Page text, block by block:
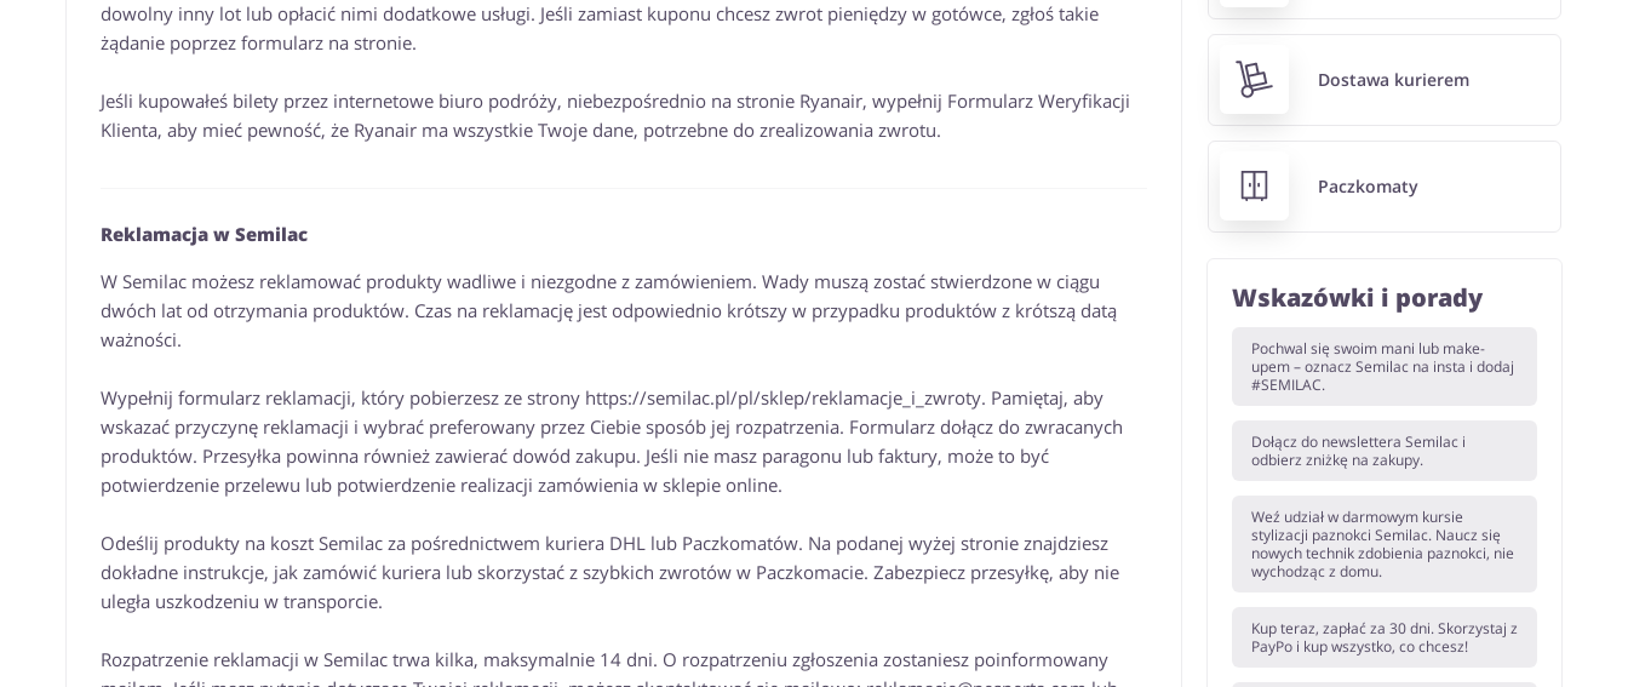
dowolny inny lot lub opłacić nimi dodatkowe usługi. Jeśli zamiast kuponu chcesz zwrot pieniędzy w gotówce, zgłoś takie
żądanie poprzez formularz na stronie.
Jeśli kupowałeś bilety przez internetowe biuro podróży, niebezpośrednio na stronie Ryanair, wypełnij Formularz Weryfikacji
Klienta, aby mieć pewność, że Ryanair ma wszystkie Twoje dane, potrzebne do zrealizowania zwrotu.
Reklamacja w Semilac
W Semilac możesz reklamować produkty wadliwe i niezgodne z zamówieniem. Wady muszą zostać stwierdzone w ciągu
dwóch lat od otrzymania produktów. Czas na reklamację jest odpowiednio krótszy w przypadku produktów z krótszą datą
ważności.
Wypełnij formularz reklamacji, który pobierzesz ze strony https://semilac.pl/pl/sklep/reklamacje_i_zwroty. Pamiętaj, aby
wskazać przyczynę reklamacji i wybrać preferowany przez Ciebie sposób jej rozpatrzenia. Formularz dołącz do zwracanych
produktów. Przesyłka powinna również zawierać dowód zakupu. Jeśli nie masz paragonu lub faktury, może to być
potwierdzenie przelewu lub potwierdzenie realizacji zamówienia w sklepie online.
Odeślij produkty na koszt Semilac za pośrednictwem kuriera DHL lub Paczkomatów. Na podanej wyżej stronie znajdziesz
dokładne instrukcje, jak zamówić kuriera lub skorzystać z szybkich zwrotów w Paczkomacie. Zabezpiecz przesyłkę, aby nie
uległa uszkodzeniu w transporcie.
Rozpatrzenie reklamacji w Semilac trwa kilka, maksymalnie 14 dni. O rozpatrzeniu zgłoszenia zostaniesz poinformowany
Dostawa kurierem
Paczkomaty
Wskazówki i porady
Pochwal się swoim mani lub make-
upem – oznacz Semilac na insta i dodaj
#SEMILAC.
Dołącz do newslettera Semilac i
odbierz zniżkę na zakupy.
Weź udział w darmowym kursie
stylizacji paznokci Semilac. Naucz się
nowych technik zdobienia paznokci, nie
wychodząc z domu.
Kup teraz, zapłać za 30 dni. Skorzystaj z
PayPo i kup wszystko, co chcesz!